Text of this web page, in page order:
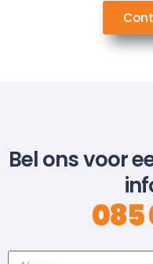
Bel ons voor
085